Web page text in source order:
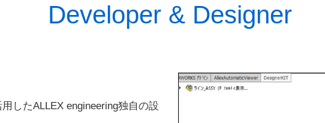
Developer & Designer
したALLEX engineering独自の設